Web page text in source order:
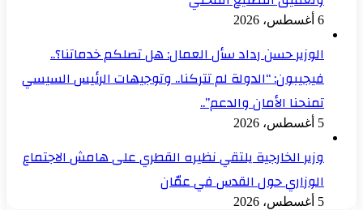
6 أغسطس، 2026
الوزير حسن رداد سأل العمال: هل تصلكم خدماتنا؟..
فيجيبون: “الدولة لم تتركنا.. وتوجيهات الرئيس السيسي
تمنحنا الأمان والدعم”..
5 أغسطس، 2026
وزير الخارجية يلتقي نظيره القطري على هامش الاجتماع
الوزاري حول القدس في عمّان
5 أغسطس، 2026